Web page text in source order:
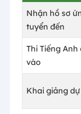
Nhận hồ sơ
tuyển đến
Thi Tiếng Anh
vào
Khai giảng